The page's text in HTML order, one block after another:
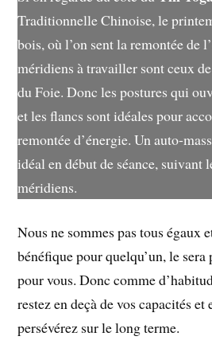
Traditionnelle Chinoise, le
bois, où l’on sent la remontée de
méridiens à travailler sont ceux
du Foie. Donc les postures qui
et les flancs sont idéales pour
remontée d’énergie. Un auto-
idéal en début de séance, suivant
méridiens.
Nous ne sommes pas tous égaux
bénéfique pour quelqu’un, le
pour vous. Donc comme
restez en deçà de vos capacités et
persévérez sur le long terme.